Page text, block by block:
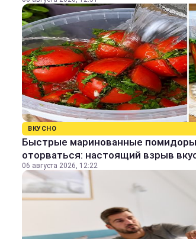
ВКУСНО
Быстрые маринованные
оторваться: настоящий взрыв
06 августа 2026, 12:22